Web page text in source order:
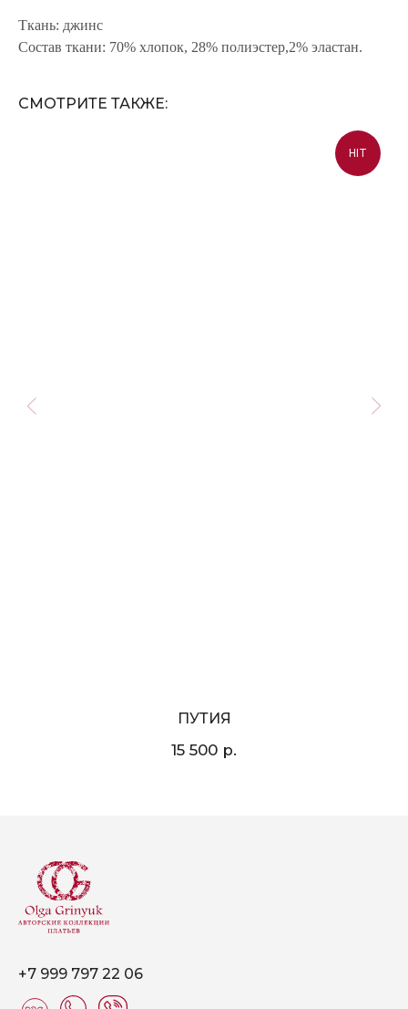
Ткань: джинс
Состав ткани: 70% хлопок, 28% полиэстер,2% эластан.
СМОТРИТЕ ТАКЖЕ:
HIT
ПУТИЯ
15 500 р.
+7 999 797 22 06